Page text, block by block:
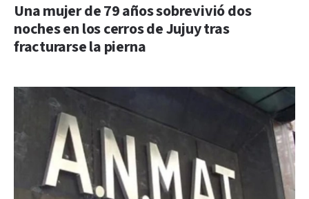
Una mujer de 79 años sobrevivió dos
noches en los cerros de Jujuy tras
fracturarse la pierna